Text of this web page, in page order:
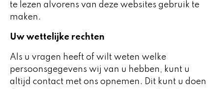
te lezen alvorens van deze websites gebruik te
maken.
Uw wettelijke rechten
Als u vragen heeft of wilt weten welke
persoonsgegevens wij van u hebben, kunt u
altijd contact met ons opnemen. Dit kunt u doen